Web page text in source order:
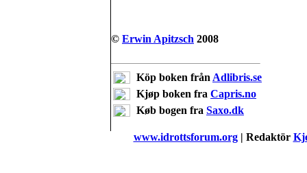
© Erwin Apitzsch 2008
Köp boken från Adlibris.se
Kjøp boken fra Capris.no
Køb bogen fra Saxo.dk
www.idrottsforum.org| Redaktör